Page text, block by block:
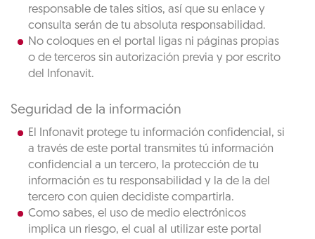
responsable de tales sitios, así que su enlace y
consulta serán de tu absoluta responsabilidad.
No coloques en el portal ligas ni páginas propias
o de terceros sin autorización previa y por escrito
del Infonavit.
Seguridad de la información
El Infonavit protege tu información confidencial, si
a través de este portal transmites tú información
confidencial a un tercero, la protección de tu
información es tu responsabilidad y la de la del
tercero con quien decidiste compartirla.
Como sabes, el uso de medio electrónicos
implica un riesgo, el cual al utilizar este portal